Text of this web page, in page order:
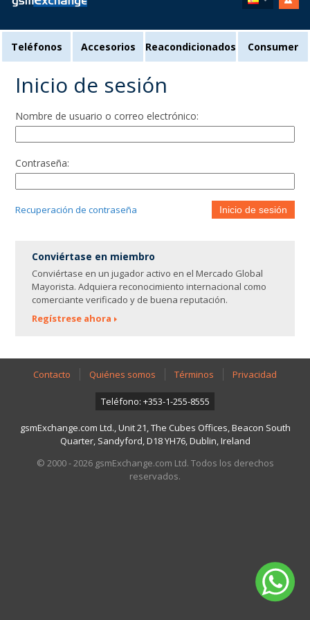
Teléfonos Accesorios Reacondicionados Consumer
Inicio de sesión
Nombre de usuario o correo electrónico:
Contraseña:
Recuperación de contraseña Inicio de sesión
Conviértase en miembro
Conviértase en un jugador activo en el Mercado Global
Mayorista. Adquiera reconocimiento internacional como
comerciante verificado y de buena reputación.
Regístrese ahora
Contacto Quiénes somos Términos Privacidad
Teléfono: +353-1-255-8555
gsmExchange.com Ltd., Unit 21, The Cubes Offices, Beacon South
Quarter, Sandyford, D18 YH76, Dublin, Ireland
© 2000 - 2026 gsmExchange.com Ltd. Todos los derechos
reservados.